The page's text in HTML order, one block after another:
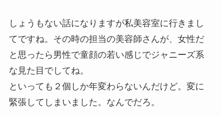
しょうもない話になりますが私美容室に行きまし
てですね。その時の担当の美容師さんが、女性だ
と思ったら男性で童顔の若い感じでジャニーズ系
な見た目でしてね。
といっても２個しか年変わらないんだけど。変に
緊張してしまいました。なんでだろ。